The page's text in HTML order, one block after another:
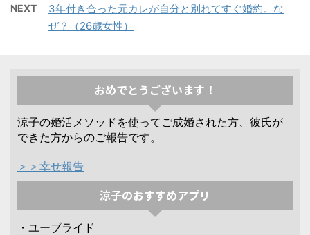
NEXT
3年付き合った元カレが自分と別れてすぐ婚約。な
ぜ？（26歳女性）
おめでとうございます！
涼子の婚活メソッドを使ってご成婚された方、彼氏が
できた方からのご報告です。
＞＞幸せ報告
涼子のおすすめアプリ
・ユーブライド